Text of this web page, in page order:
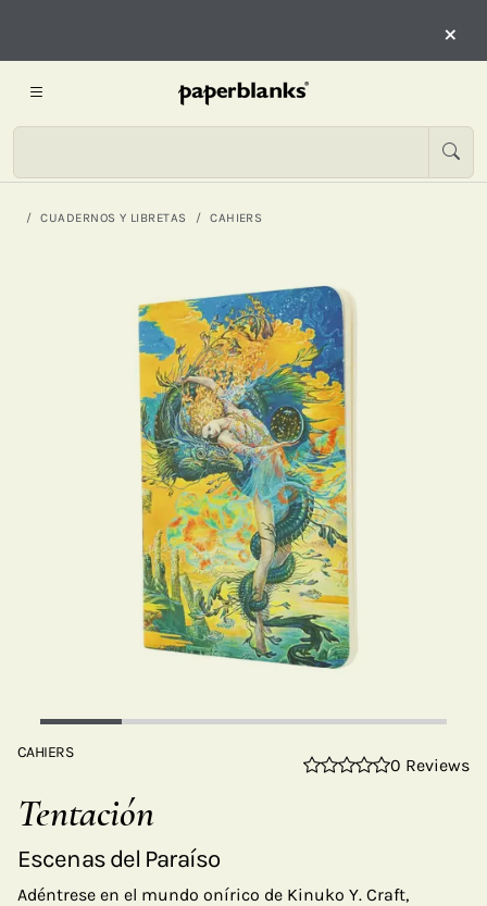
×
CUADERNOS Y LIBRETAS CAHIERS
CAHIERS
0 Reviews
Tentación
Escenas del Paraíso
Adéntrese en el mundo onírico de Kinuko Y. Craft,